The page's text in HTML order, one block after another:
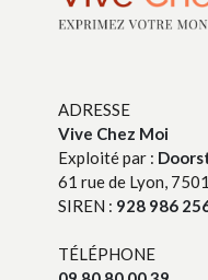
ADRESSE
Vive Chez Moi
Exploité par :
61 rue de Lyon,
SIREN : 928 986
TÉLÉPHONE